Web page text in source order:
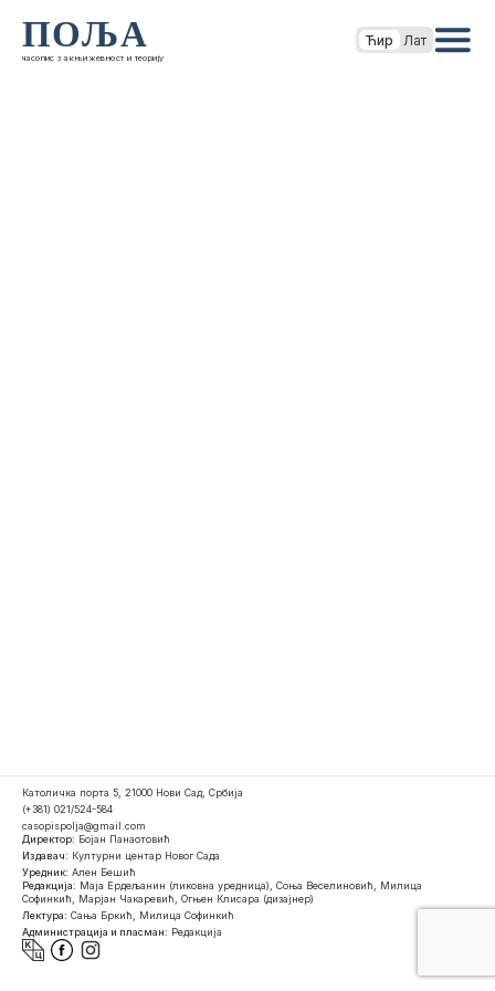
ПОЉА
часопис за књижевност и теорију
Ћир Лат
Католичка порта 5, 21000 Нови Сад, Србија
(+381) 021/524-584
casopispolja@gmail.com
Директор: Бојан Панаотовић
Издавач: Културни центар Новог Сада
Уредник: Ален Бешић
Редакција: Маја Ердељанин (ликовна уредница), Соња Веселиновић, Милица
Софинкић, Марјан Чакаревић, Огњен Клисара (дизајнер)
Лектура: Сања Бркић, Милица Софинкић
Администрација и пласман: Редакција